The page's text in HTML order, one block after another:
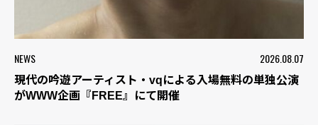
NEWS 2026.08.07
現代の吟遊アーティスト・vqによる入場無料の単独公演
がWWW企画『FREE』にて開催